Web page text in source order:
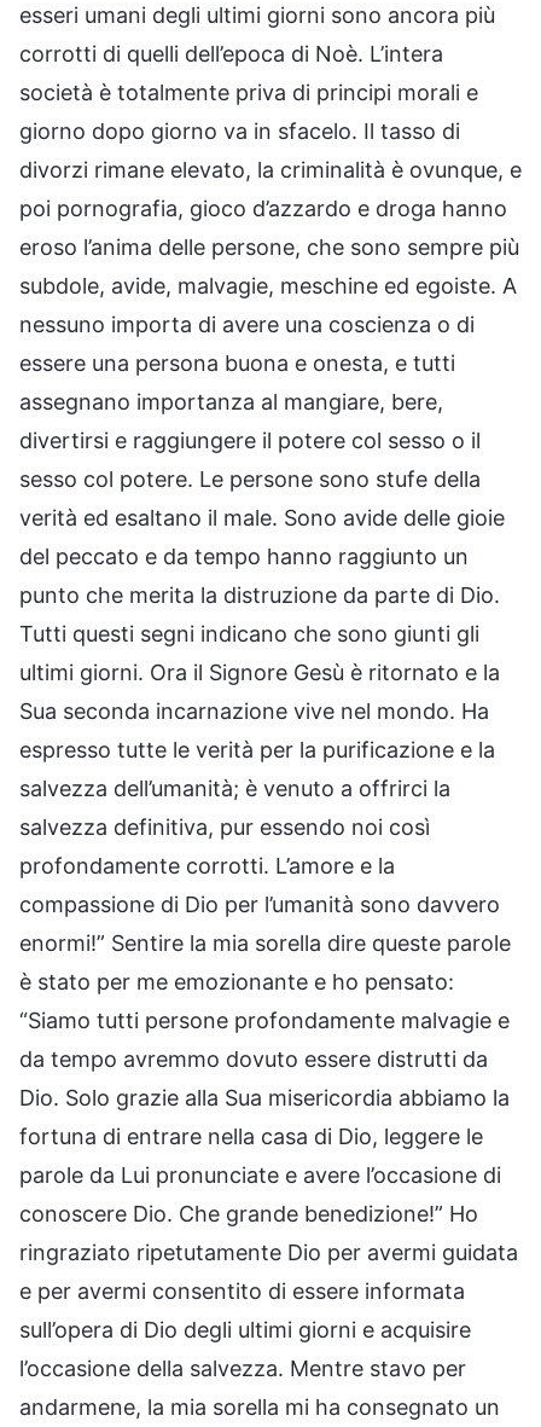
esseri umani degli ultimi giorni sono ancora più
corrotti di quelli dell’epoca di Noè. L’intera
società è totalmente priva di principi morali e
giorno dopo giorno va in sfacelo. Il tasso di
divorzi rimane elevato, la criminalità è ovunque, e
poi pornografia, gioco d’azzardo e droga hanno
eroso l’anima delle persone, che sono sempre più
subdole, avide, malvagie, meschine ed egoiste. A
nessuno importa di avere una coscienza o di
essere una persona buona e onesta, e tutti
assegnano importanza al mangiare, bere,
divertirsi e raggiungere il potere col sesso o il
sesso col potere. Le persone sono stufe della
verità ed esaltano il male. Sono avide delle gioie
del peccato e da tempo hanno raggiunto un
punto che merita la distruzione da parte di Dio.
Tutti questi segni indicano che sono giunti gli
ultimi giorni. Ora il Signore Gesù è ritornato e la
Sua seconda incarnazione vive nel mondo. Ha
espresso tutte le verità per la purificazione e la
salvezza dell’umanità; è venuto a offrirci la
salvezza definitiva, pur essendo noi così
profondamente corrotti. L’amore e la
compassione di Dio per l’umanità sono davvero
enormi!” Sentire la mia sorella dire queste parole
è stato per me emozionante e ho pensato:
“Siamo tutti persone profondamente malvagie e
da tempo avremmo dovuto essere distrutti da
Dio. Solo grazie alla Sua misericordia abbiamo la
fortuna di entrare nella casa di Dio, leggere le
parole da Lui pronunciate e avere l’occasione di
conoscere Dio. Che grande benedizione!” Ho
ringraziato ripetutamente Dio per avermi guidata
e per avermi consentito di essere informata
sull’opera di Dio degli ultimi giorni e acquisire
l’occasione della salvezza. Mentre stavo per
andarmene, la mia sorella mi ha consegnato un